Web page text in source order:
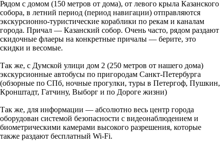
Рядом с домом (150 метров от дома), от левого крыла Казанского
собора, в летний период (период навигации) отправляются
экскурсионно-туристические кораблики по рекам и каналам
города. Причал — Казанский собор. Очень часто, рядом раздают
скидочные флаеры на конкретные причалы — берите, это
скидки и весомые.
Так же, с Думской улици дом 2 (250 метров от нашего дома)
экскурсионные автобусы по пригородам Санкт-Петербурга
(обзорные по СПб, ночные прогулки, туры в Петергоф, Пушкин,
Кронштадт, Гатчину, Выборг и по Дороге жизни)
Так же, для информации — абсолютно весь центр города
оборудован системой безопасности с видеонаблюдением и
биометрическими камерами высокого разрешения, которые
также раздают бесплатный Wi-Fi.